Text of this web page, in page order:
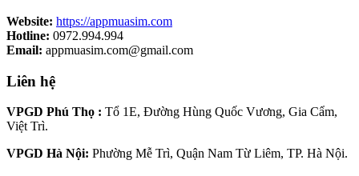
Website: https://appmuasim.com
Hotline: 0972.994.994
Email: appmuasim.com@gmail.com
Liên hệ
VPGD Phú Thọ : Tổ 1E, Đường Hùng Quốc Vương, Gia Cẩm,
Việt Trì.
VPGD Hà Nội: Phường Mễ Trì, Quận Nam Từ Liêm, TP. Hà Nội.